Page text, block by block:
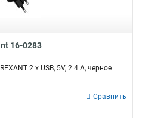
16-0283
2 x USB, 5V, 2.4 A, черное
Сравнить